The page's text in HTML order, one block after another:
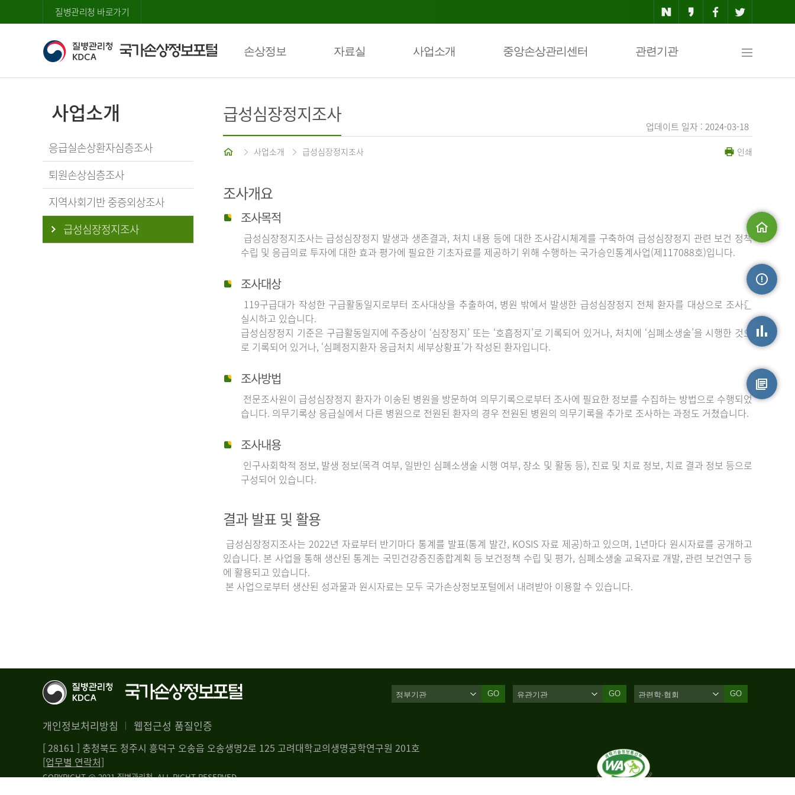
질병관리청 바로가기
손상정보 자료실 사업소개 중앙손상관리센터 관련기관
맵
사업소개
응급실손상환자심층조사
퇴원손상심층조사
지역사회기반 중증외상조사
급성심장정지조사
업데이트 일자 : 2024-03-18
급성심장정지조사
홈 사업소개 급성심장정지조사 인쇄
조사개요
조사목적
급성심장정지조사는 급성심장정지 발생과 생존결과, 처치 내용 등에 대한 조사감시체계를 구축하여 급성심장정지 관련 보건 정책
수립 및 응급의료 투자에 대한 효과 평가에 필요한 기초자료를 제공하기 위해 수행하는 국가승인통계사업(제117088호)입니다.
조사대상
119구급대가 작성한 구급활동일지로부터 조사대상을 추출하여, 병원 밖에서 발생한 급성심장정지 전체 환자를 대상으로 조사를
실시하고 있습니다.
급성심장정지 기준은 구급활동일지에 주증상이 ‘심장정지’ 또는 ‘호흡정지’로 기록되어 있거나, 처치에 ‘심폐소생술’을 시행한 것으
로 기록되어 있거나, ‘심폐정지환자 응급처치 세부상황표’가 작성된 환자입니다.
조사방법
전문조사원이 급성심장정지 환자가 이송된 병원을 방문하여 의무기록으로부터 조사에 필요한 정보를 수집하는 방법으로 수행되었
습니다. 의무기록상 응급실에서 다른 병원으로 전원된 환자의 경우 전원된 병원의 의무기록을 추가로 조사하는 과정도 거쳤습니다.
조사내용
인구사회학적 정보, 발생 정보(목격 여부, 일반인 심폐소생술 시행 여부, 장소 및 활동 등), 진료 및 치료 정보, 치료 결과 정보 등으로
구성되어 있습니다.
결과 발표 및 활용
급성심장정지조사는 2022년 자료부터 반기마다 통계를 발표(통계 발간, KOSIS 자료 제공)하고 있으며, 1년마다 원시자료를 공개하고
있습니다. 본 사업을 통해 생산된 통계는 국민건강증진종합계획 등 보건정책 수립 및 평가, 심폐소생술 교육자료 개발, 관련 보건연구 등
에 활용되고 있습니다.
본 사업으로부터 생산된 성과물과 원시자료는 모두 국가손상정보포털에서 내려받아 이용할 수 있습니다.
개인정보처리방침 웹접근성 품질인증
GO GO GO
[ 28161 ] 충청북도 청주시 흥덕구 오송읍 오송생명2로 125 고려대학교의생명공학연구원 201호
[업무별 연락처]
COPYRIGHT @ 2021 질병관리청. ALL RIGHT RESERVED
손상정보
원시자료